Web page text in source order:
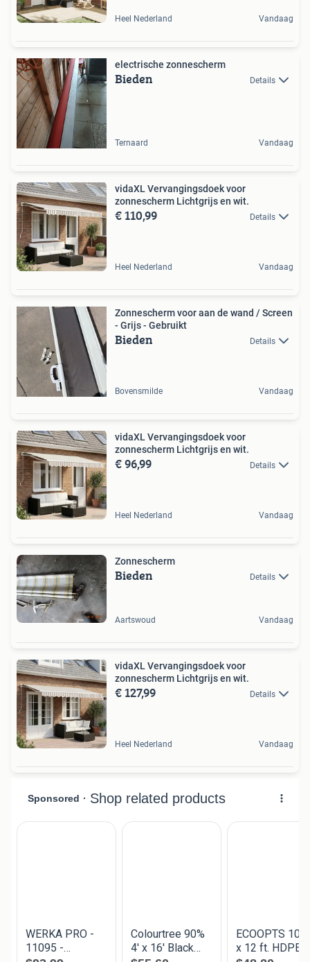
Heel Nederland Vandaag
electrische zonnescherm
Bieden Details
Ternaard Vandaag
vidaXL Vervangingsdoek voor
zonnescherm Lichtgrijs en wit.
€ 110,99 Details
Heel Nederland Vandaag
Zonnescherm voor aan de wand / Screen
- Grijs - Gebruikt
Bieden Details
Bovensmilde Vandaag
vidaXL Vervangingsdoek voor
zonnescherm Lichtgrijs en wit.
€ 96,99 Details
Heel Nederland Vandaag
Zonnescherm
Bieden Details
Aartswoud Vandaag
vidaXL Vervangingsdoek voor
zonnescherm Lichtgrijs en wit.
€ 127,99 Details
Heel Nederland Vandaag